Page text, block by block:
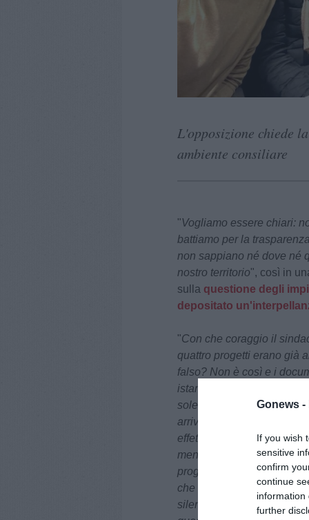
Gonews -
If you wish
sensitive
confirm
continue
information
further
L'opposizione chiede
ambiente consiliare
"Vogliamo essere chiari:
battiamo per la
non sappiano né dove né
nostro territorio", così in
sulla questione degli
depositato
"Con che coraggio il
quattro progetti erano già
falso? Non è così e i
istanza della precedente
sole nel 2023, in
arrivate dal 30 luglio 2024
effetti. Solo grazie alla
meno di due anni sono
progetti per 400 mila
che impatteranno di quel
silenzio assoluto. E